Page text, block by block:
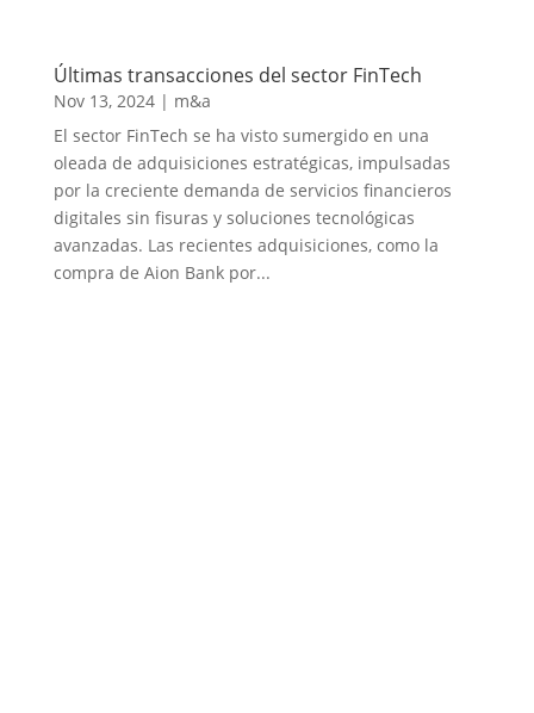
Últimas transacciones del sector FinTech
Nov 13, 2024| m&a
El sector FinTech se ha visto sumergido en una
oleada de adquisiciones estratégicas, impulsadas
por la creciente demanda de servicios financieros
digitales sin fisuras y soluciones tecnológicas
avanzadas. Las recientes adquisiciones, como la
compra de Aion Bank por...